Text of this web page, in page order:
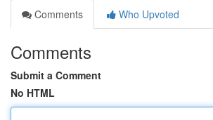
Comments
Who Upvoted
Comments
Submit a Comment
No HTML